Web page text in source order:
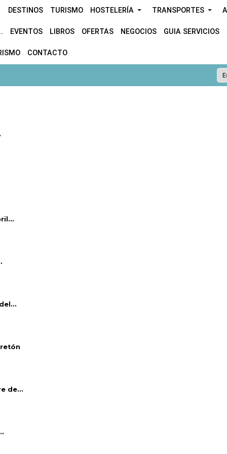
DESTINOS TURISMO HOSTELERÍA TRANSPORTES
EVENTOS LIBROS OFERTAS NEGOCIOS GUIA SERVICIOS
CONTACTO
de...